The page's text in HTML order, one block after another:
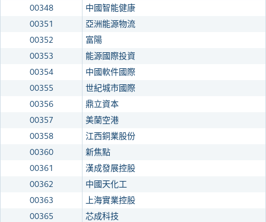
00348
中國智能健康
00351
亞洲能源物流
00352
富陽
00353
能源國際投資
00354
中國軟件國際
00355
世紀城市國際
00356
鼎立資本
00357
美蘭空港
00358
江西銅業股份
00360
新焦點
00361
漢成發展控股
00362
中國天化工
00363
上海實業控股
00365
芯成科技